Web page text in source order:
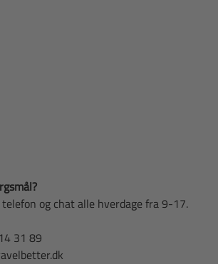
og chat alle hverdage fra 9-17.
31 89